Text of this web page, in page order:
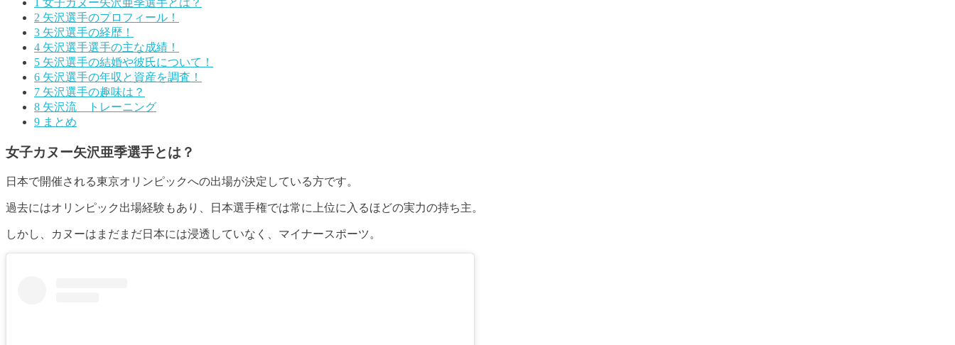
2 矢沢選手のプロフィール！
3 矢沢選手の経歴！
4 矢沢選手選手の主な成績！
5 矢沢選手の結婚や彼氏について！
6 矢沢選手の年収と資産を調査！
7 矢沢選手の趣味は？
8 矢沢流 トレーニング
9 まとめ
女子カヌー矢沢亜季選手とは？
日本で開催される東京オリンピックへの出場が決定している方です。
過去にはオリンピック出場経験もあり、日本選手権では常に上位に入るほどの実力の持ち主。
しかし、カヌーはまだまだ日本には浸透していなく、マイナースポーツ。